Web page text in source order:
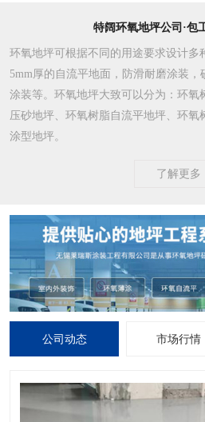
特阔环氧地坪公司·包
环氧地坪可根据不同的用途要求设计多
5mm厚的自流平地面，防滑耐磨涂装
涂装等。环氧地坪大致可以分为：环氧
压砂地坪、环氧树脂自流平地坪、环
涂型地坪。
了解更多
公司动态 市场行情